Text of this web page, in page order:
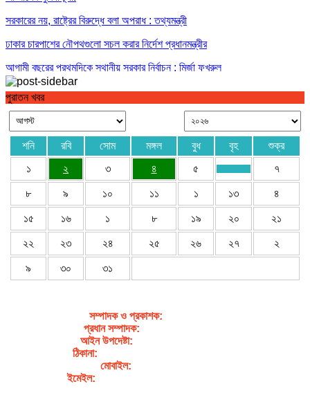
সরকারের নয়, রাষ্ট্রের বিরুদ্ধে বলা অপরাধ : তথ্যমন্ত্রী
ঢাকার চারপাশের নৌপথগুলো সচল করার নির্দেশ প্রধানমন্ত্রীর
আগামী বছরের প্রথমদিকে স্থানীয় সরকার নির্বাচন : মির্জা ফখরুল
পুরাতন খবর
শনি রবি সোম মঙ্গল বুধ বৃহ
শুক্র
১
২ ৩ ৪ ৫ ৭
৮ ৯ ১০ ১১ ১ ১৩ ৪
১৫ ১৬ ১ ৮ ১৯ ২০ ২১
২২ ২৩ ২৪ ২৫ ২৬ ২৭ ২
৯ ৩০ ৩১
সম্পাদক ও প্রকাশক:
প্রধান সম্পাদক:
আইন উপদেষ্টা:
ঠিকানা:
মোবাইল:
ইমেইল: